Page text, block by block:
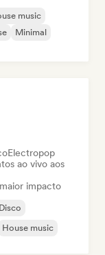
music
Minimal
Electropop
ao vivo aos
impacto
Disco
House music